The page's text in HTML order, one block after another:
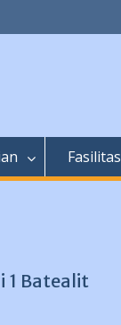
Fasilitas
1 Batealit